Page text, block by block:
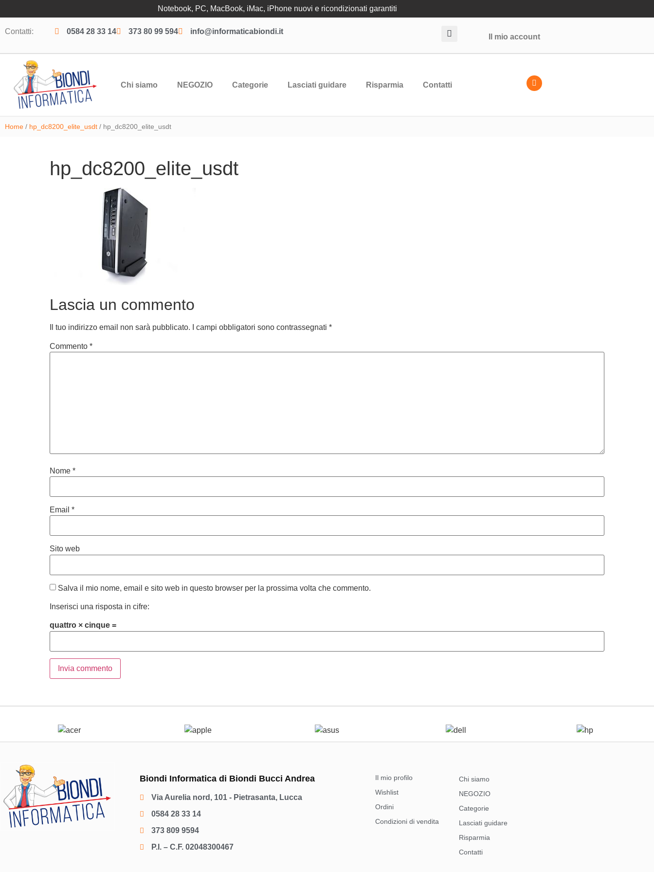
Notebook, PC, MacBook, iMac, iPhone nuovi e ricondizionati garantiti
Contatti: 0584 28 33 14 373 80 99 594 info@informaticabiondi.it
Il mio account
Chi siamo NEGOZIO Categorie Lasciati guidare Risparmia Contatti
Home / hp_dc8200_elite_usdt / hp_dc8200_elite_usdt
hp_dc8200_elite_usdt
Lascia un commento
Il tuo indirizzo email non sarà pubblicato. I campi obbligatori sono contrassegnati *
Commento *
Nome *
Email *
Sito web
Salva il mio nome, email e sito web in questo browser per la prossima volta che commento.
Inserisci una risposta in cifre:
quattro × cinque =
Biondi Informatica di Biondi Bucci Andrea
Via Aurelia nord, 101 - Pietrasanta, Lucca
0584 28 33 14
373 809 9594
P.I. – C.F. 02048300467
Il mio profilo
Wishlist
Ordini
Condizioni di vendita
Chi siamo
NEGOZIO
Categorie
Lasciati guidare
Risparmia
Contatti